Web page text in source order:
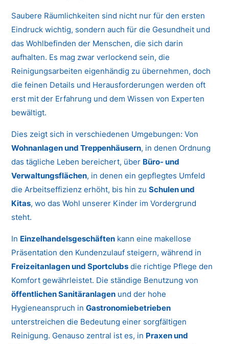
Saubere Räumlichkeiten sind nicht nur für den ersten
Eindruck wichtig, sondern auch für die Gesundheit und
das Wohlbefinden der Menschen, die sich darin
aufhalten. Es mag zwar verlockend sein, die
Reinigungsarbeiten eigenhändig zu übernehmen, doch
die feinen Details und Herausforderungen werden oft
erst mit der Erfahrung und dem Wissen von Experten
bewältigt.
Dies zeigt sich in verschiedenen Umgebungen: Von
Wohnanlagen und Treppenhäusern, in denen Ordnung
das tägliche Leben bereichert, über Büro- und
Verwaltungsflächen, in denen ein gepflegtes Umfeld
die Arbeitseffizienz erhöht, bis hin zuSchulen und
Kitas, wo das Wohl unserer Kinder im Vordergrund
steht.
In Einzelhandelsgeschäften kann eine makellose
Präsentation den Kundenzulauf steigern, während in
Freizeitanlagen und Sportclubs die richtige Pflege den
Komfort gewährleistet. Die ständige Benutzung von
öffentlichen Sanitäranlagen und der hohe
Hygieneanspruch inGastronomiebetrieben
unterstreichen die Bedeutung einer sorgfältigen
Reinigung. Genauso zentral ist es, in Praxen und